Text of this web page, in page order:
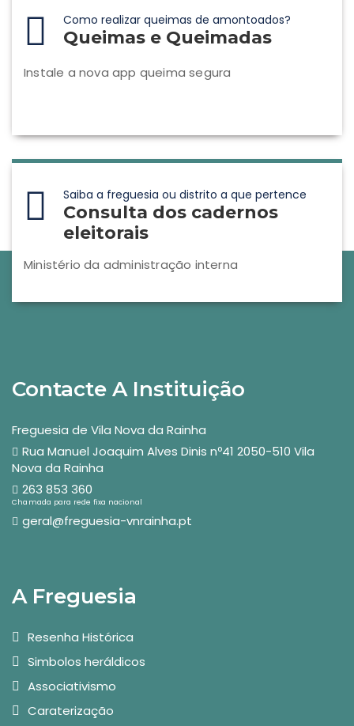
Como realizar queimas de amontoados?
Queimas e Queimadas
Instale a nova app queima segura
Saiba a freguesia ou distrito a que pertence
Consulta dos cadernos
eleitorais
Ministério da administração interna
Contacte A Instituição
Freguesia de Vila Nova da Rainha
Rua Manuel Joaquim Alves Dinis nº41 2050-510 Vila
Nova da Rainha
263 853 360
Chamada para rede fixa nacional
geral@freguesia-vnrainha.pt
A Freguesia
Resenha Histórica
Simbolos heráldicos
Associativismo
Caraterização